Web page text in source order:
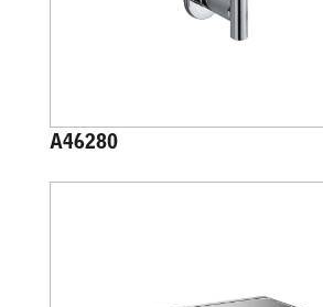
A46280